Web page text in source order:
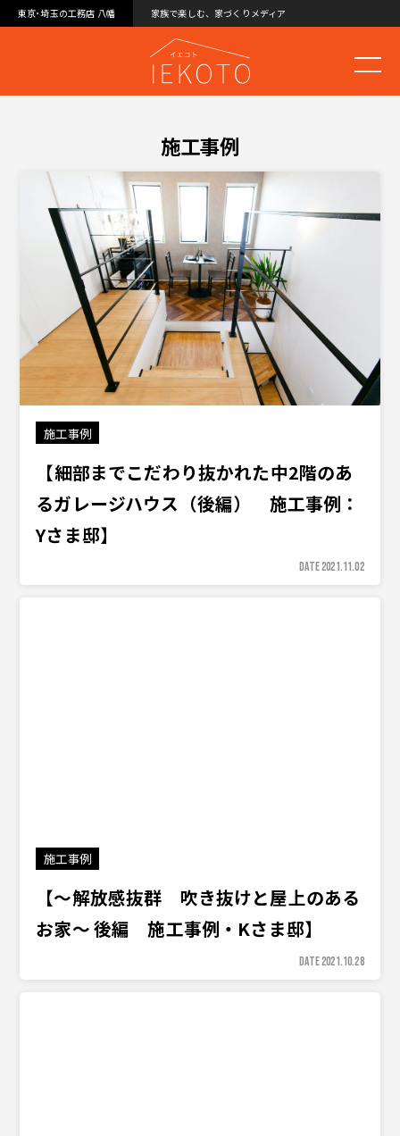
東京･埼玉の工務店 八幡 家族で楽しむ、家づくりメディア
施工事例
施工事例
【――細部までこだわり抜かれた中2階のあ
るガレージハウス――（後編） 施工事例：
Yさま邸】
DATE 2021.11.02
施工事例
【〜解放感抜群 吹き抜けと屋上のある
お家〜 後編 施工事例・Kさま邸】
DATE 2021.10.28